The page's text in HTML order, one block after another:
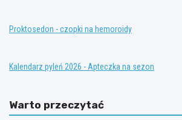
i
a
ę
p
n
o
l
n
Proktosedon - czopki na hemoroidy
Kalendarz pyleń 2026 - Apteczka na sezon
Warto przeczytać